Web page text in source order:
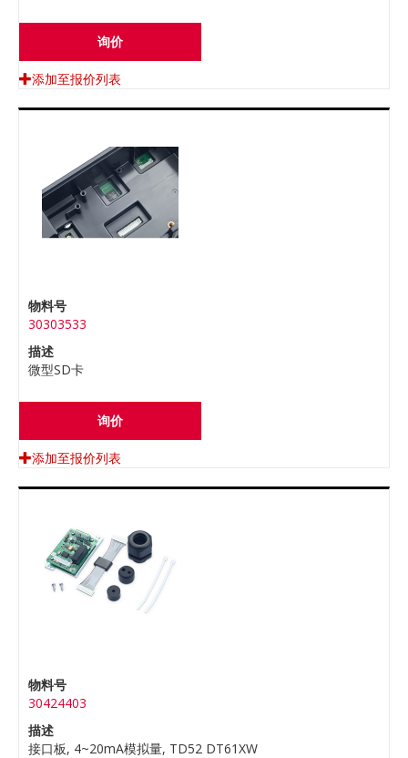
询价
添加至报价列表
物料号
30303533
描述
微型SD卡
询价
添加至报价列表
物料号
30424403
描述
接口板, 4~20mA模拟量, TD52 DT61XW